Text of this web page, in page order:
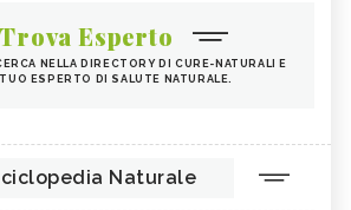
Trova Esperto
NELLA DIRECTORY DI CURE-NATURALI E
ESPERTO DI SALUTE NATURALE.
Naturale